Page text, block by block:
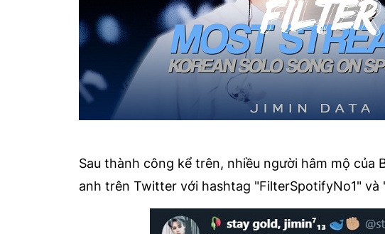
Sau thành công kể trên, nhiều người hâm mộ của
anh trên Twitter với hashtag "FilterSpotifyNo1" và